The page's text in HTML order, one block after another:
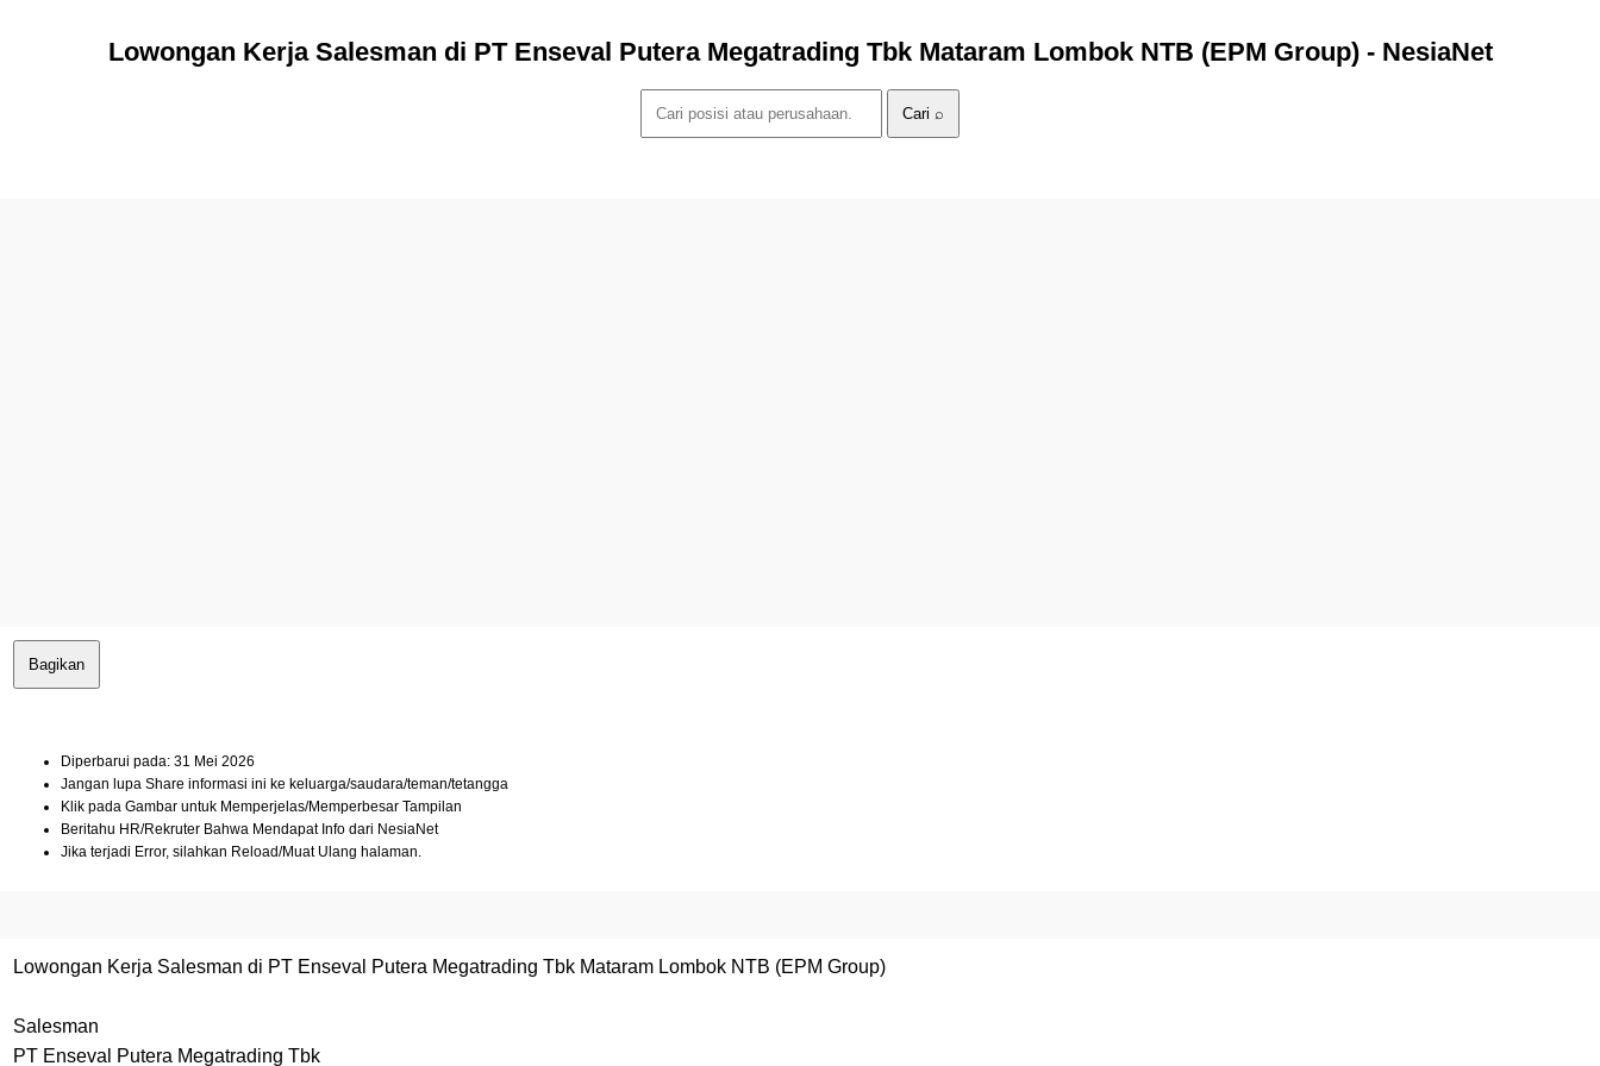
Lowongan Kerja Salesman di PT Enseval Putera Megatrading Tbk Mataram Lombok NTB (EPM Group) - NesiaNet
Cari ⌕
Bagikan
Diperbarui pada: 31 Mei 2026
Jangan lupa Share informasi ini ke keluarga/saudara/teman/tetangga
Klik pada Gambar untuk Memperjelas/Memperbesar Tampilan
Beritahu HR/Rekruter Bahwa Mendapat Info dari NesiaNet
Jika terjadi Error, silahkan Reload/Muat Ulang halaman.
Lowongan Kerja Salesman di PT Enseval Putera Megatrading Tbk Mataram Lombok NTB (EPM Group)
Salesman
PT Enseval Putera Megatrading Tbk